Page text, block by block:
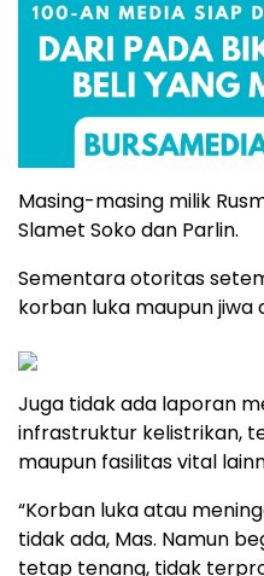
Masing-masing milik
Slamet Soko dan Parlin.
Sementara otoritas
korban luka maupun jiwa
Juga tidak ada laporan
infrastruktur kelistrikan,
maupun fasilitas vital
“Korban luka atau
tidak ada, Mas. Namun
tetap tenang, tidak